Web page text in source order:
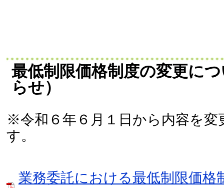
最低制限価格制度の変更に
らせ）
※令和６年６月１日から内容を変
す。
業務委託における最低制限価格